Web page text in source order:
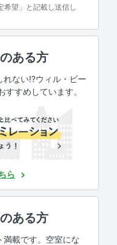
希望」と記載し送信し
ある方
ない!?ウィル・ビー
すすめしています。
ら
ある方
満載です。空室にな